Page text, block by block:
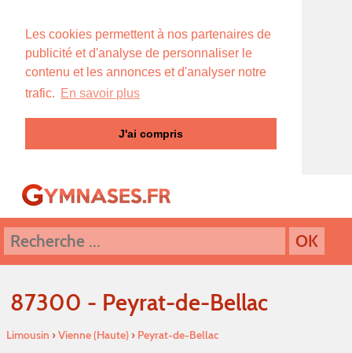
Les cookies permettent à nos partenaires de
publicité et d'analyse de personnaliser le
contenu et les annonces et d'analyser notre
trafic. En savoir plus
J'ai compris
87300 - Peyrat-de-Bellac
Limousin ›Vienne (Haute)› Peyrat-de-Bellac